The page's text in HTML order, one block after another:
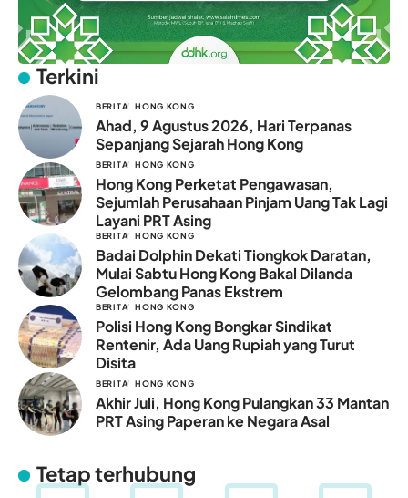
Terkini
BERITA HONG KONG
Ahad, 9 Agustus 2026, Hari Terpanas
Sepanjang Sejarah Hong Kong
BERITA HONG KONG
Hong Kong Perketat Pengawasan,
Sejumlah Perusahaan Pinjam Uang Tak Lagi
Layani PRT Asing
BERITA HONG KONG
Badai Dolphin Dekati Tiongkok Daratan,
Mulai Sabtu Hong Kong Bakal Dilanda
Gelombang Panas Ekstrem
BERITA HONG KONG
Polisi Hong Kong Bongkar Sindikat
Rentenir, Ada Uang Rupiah yang Turut
Disita
BERITA HONG KONG
Akhir Juli, Hong Kong Pulangkan 33 Mantan
PRT Asing Paperan ke Negara Asal
Tetap terhubung